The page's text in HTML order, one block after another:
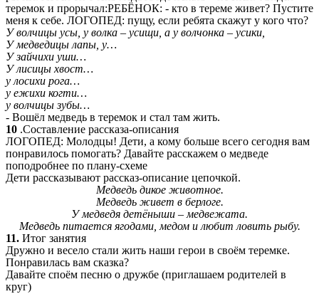
теремок и прорычал:РЕБЁНОК: - кто в тереме живет? Пустите
меня к себе. ЛОГОПЕД: пущу, если ребята скажут у кого что?
У волчицы усы, у волка – усищи, а у волчонка – усики,
У медведицы лапы, у…
У зайчихи уши…
У лисицы хвост…
у лосихи рога…
у ежихи когти…
у волчицы зубы…
- Вошёл медведь в теремок и стал там жить.
10 .Составление рассказа-описания
ЛОГОПЕД: Молодцы! Дети, а кому больше всего сегодня вам
понравилось помогать? Давайте расскажем о медведе
поподробнее по плану-схеме
Дети рассказывают рассказ-описание цепочкой.
Медведь дикое животное.
Медведь живет в берлоге.
У медведя детёныши – медвежата.
Медведь питается ягодами, медом и любит ловить рыбу.
11. Итог занятия
Дружно и весело стали жить наши герои в своём теремке.
Понравилась вам сказка?
Давайте споём песню о дружбе (приглашаем родителей в
круг)